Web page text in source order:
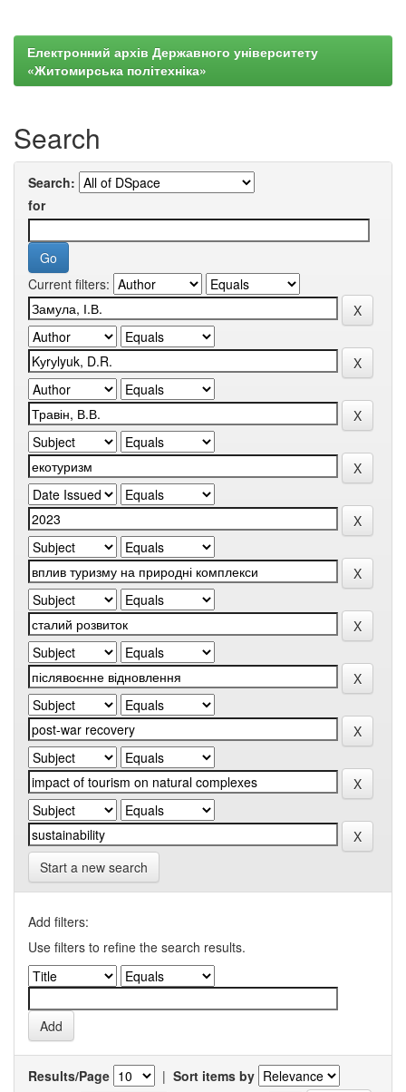
Електронний архів Державного університету
«Житомирська політехніка»
Search
Search:
for
Current filters:
Start a new search
Add filters:
Use filters to refine the search results.
Results/Page | Sort items by